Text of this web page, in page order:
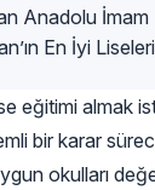
Anadolu İmam
En İyi Liseleri
eğitimi almak
bir karar
okulları